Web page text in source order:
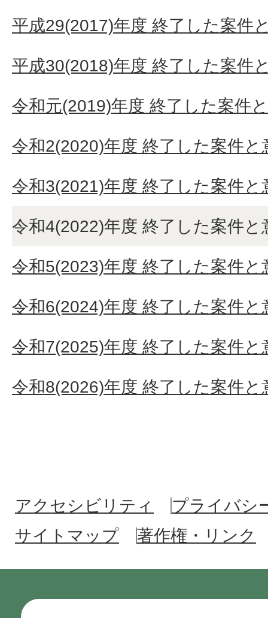
平成29(2017)年度 終了した案件
平成30(2018)年度 終了した案件
令和元(2019)年度 終了した案件
令和2(2020)年度 終了した案件と
令和3(2021)年度 終了した案件と
令和4(2022)年度 終了した案件と
令和5(2023)年度 終了した案件と
令和6(2024)年度 終了した案件と
令和7(2025)年度 終了した案件と
令和8(2026)年度 終了した案件と
アクセシビリティ
プライバシ
サイトマップ
著作権・リンク